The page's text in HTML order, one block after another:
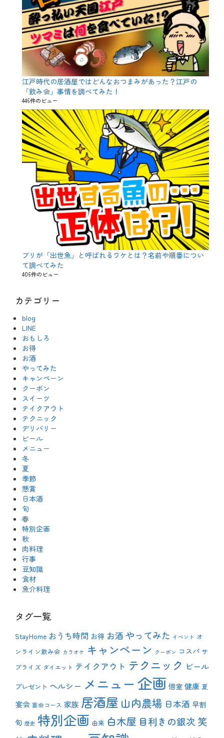
江戸時代の居酒屋ではどんなおつまみがあった？江戸の
「飲み会」事情を調べてみた！
446件のビュー
ブリが「出世魚」と呼ばれるワケとは？名前や順番につい
て調べてみた
406件のビュー
カテゴリー
blog
LINE
おもしろ
お得
お酒
やってみた
キャンペーン
クーポン
スイーツ
テイクアウト
テクニック
デリバリー
ビール
メニュー
冬
夏
季節
懸賞
日本酒
旬
春
特別企画
秋
肉料理
行事
豆知識
食材
魚介料理
タグ一覧
StayHome おうち時間 お得 お酒 やってみた イベント オ
ンライン飲み会 カラオケ キャンペーン クーポン コスパ サ
プライズ ダイエット テイクアウト テクニック ビール
プレゼント ヘルシー メニュー 企画 個室 健康 夏
宴会 宴会コース 家族 居酒屋 山内農場 日本酒 早割
旬 歴史 特別企画 由来 白木屋 目利きの銀次 笑